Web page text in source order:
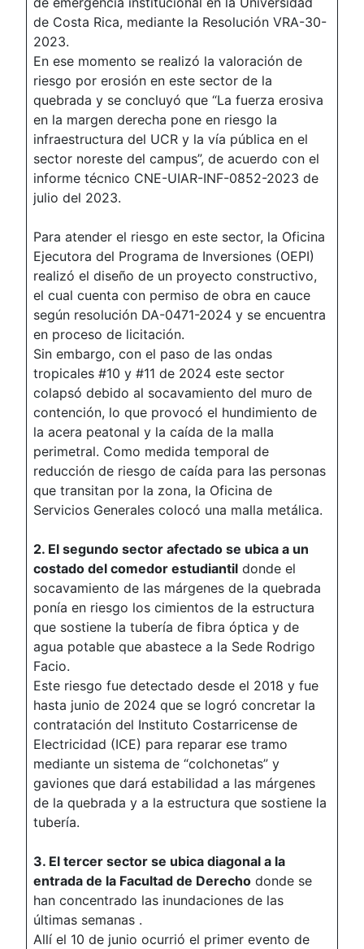
de Costa Rica, mediante la Resolución VRA-30-
2023.
En ese momento se realizó la valoración de
riesgo por erosión en este sector de la
quebrada y se concluyó que “La fuerza erosiva
en la margen derecha pone en riesgo la
infraestructura del UCR y la vía pública en el
sector noreste del campus”, de acuerdo con el
informe técnico CNE-UIAR-INF-0852-2023 de
julio del 2023.
Para atender el riesgo en este sector, la Oficina
Ejecutora del Programa de Inversiones (OEPI)
realizó el diseño de un proyecto constructivo,
el cual cuenta con permiso de obra en cauce
según resolución DA-0471-2024 y se encuentra
en proceso de licitación.
Sin embargo, con el paso de las ondas
tropicales #10 y #11 de 2024 este sector
colapsó debido al socavamiento del muro de
contención, lo que provocó el hundimiento de
la acera peatonal y la caída de la malla
perimetral. Como medida temporal de
reducción de riesgo de caída para las personas
que transitan por la zona, la Oficina de
Servicios Generales colocó una malla metálica.
2. El segundo sector afectado se ubica a un
costado del comedor estudiantil donde el
socavamiento de las márgenes de la quebrada
ponía en riesgo los cimientos de la estructura
que sostiene la tubería de fibra óptica y de
agua potable que abastece a la Sede Rodrigo
Facio.
Este riesgo fue detectado desde el 2018 y fue
hasta junio de 2024 que se logró concretar la
contratación del Instituto Costarricense de
Electricidad (ICE) para reparar ese tramo
mediante un sistema de “colchonetas” y
gaviones que dará estabilidad a las márgenes
de la quebrada y a la estructura que sostiene la
tubería.
3. El tercer sector se ubica diagonal a la
entrada de la Facultad de Derecho donde se
han concentrado las inundaciones de las
últimas semanas .
Allí el 10 de junio ocurrió el primer evento de